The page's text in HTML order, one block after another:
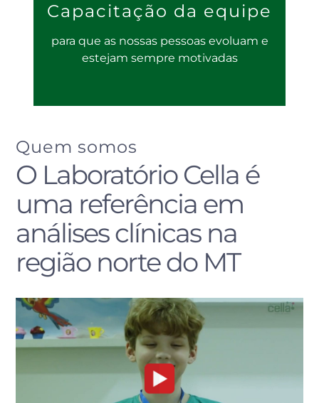
Capacitação da equipe
para que as nossas pessoas evoluam e
estejam sempre motivadas
Quem somos
O Laboratório Cella é
uma referência em
análises clínicas na
região norte do MT